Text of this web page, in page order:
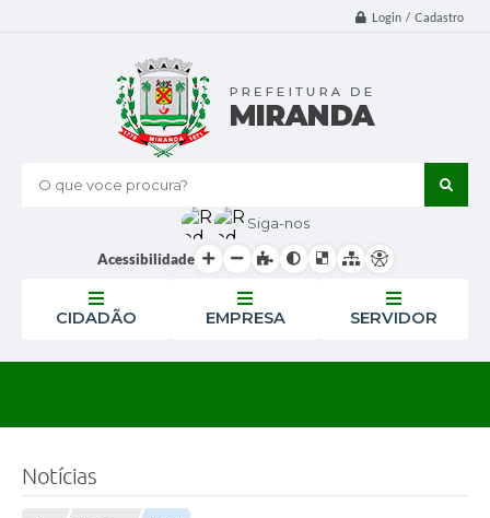
Login / Cadastro
O que voce procura?
Siga-nos
Acessibilidade
CIDADÃO EMPRESA SERVIDOR
Notícias